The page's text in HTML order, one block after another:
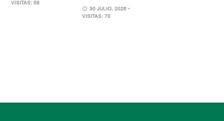
VISITAS: 58
30 JULIO, 2026 •
VISITAS: 70